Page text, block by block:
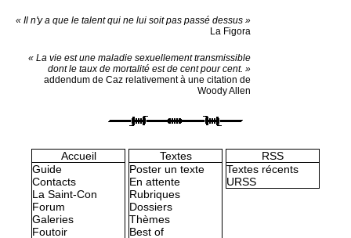
« Il n'y a que le talent qui ne lui soit pas passé dessus »
La Figora
« La vie est une maladie sexuellement transmissible
dont le taux de mortalité est de cent pour cent. »
addendum de Caz relativement à une citation de
Woody Allen
Accueil
Guide
Contacts
La Saint-Con
Forum
Galeries
Foutoir
Textes
Poster un texte
En attente
Rubriques
Dossiers
Thèmes
Best of
RSS
Textes récents
URSS